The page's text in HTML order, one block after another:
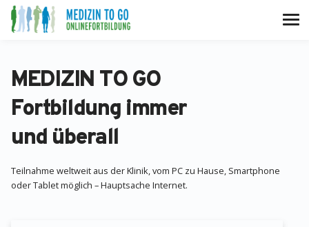
MEDIZIN TO GO
Fortbildung immer
und überall
Teilnahme weltweit aus der Klinik, vom PC zu Hause, Smartphone
oder Tablet möglich – Hauptsache Internet.